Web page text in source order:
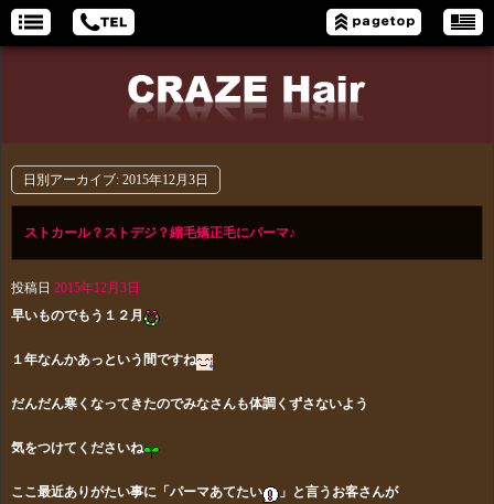
日別アーカイブ: 2015年12月3日
ストカール？ストデジ？縮毛矯正毛にパーマ♪
投稿日 2015年12月3日
早いものでもう１２月
１年なんかあっという間ですね
だんだん寒くなってきたのでみなさんも体調くずさないよう
気をつけてくださいね
ここ最近ありがたい事に「パーマあてたい 」と言うお客さんが